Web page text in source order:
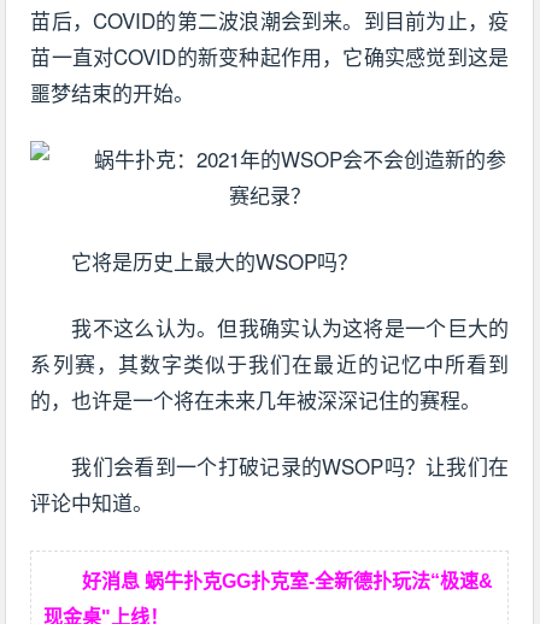
苗后，COVID的第二波浪潮会到来。到目前为止，疫
苗一直对COVID的新变种起作用，它确实感觉到这是
噩梦结束的开始。
它将是历史上最大的WSOP吗？
我不这么认为。但我确实认为这将是一个巨大的
系列赛，其数字类似于我们在最近的记忆中所看到
的，也许是一个将在未来几年被深深记住的赛程。
我们会看到一个打破记录的WSOP吗？让我们在
评论中知道。
好消息 蜗牛扑克GG扑克室-全新德扑玩法“极速&
现金桌"上线！